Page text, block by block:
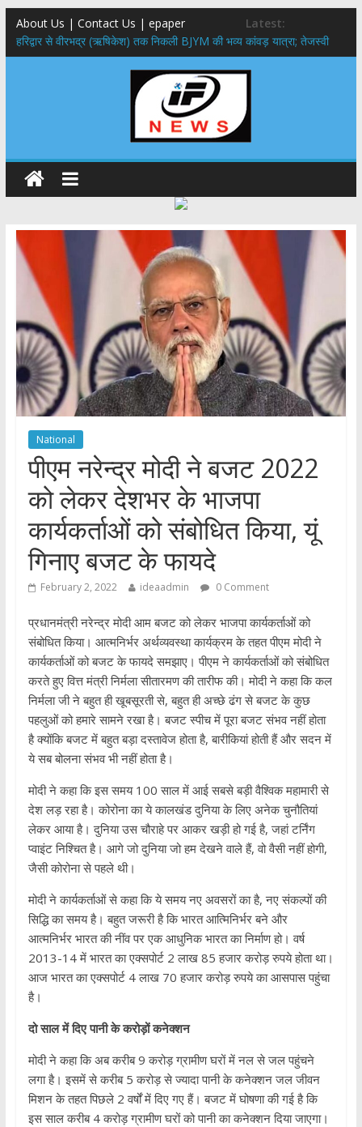
About Us | Contact Us | epaper
Latest:
​हरिद्वार से वीरभद्र (ऋषिकेश) तक निकली BJYM की भव्य कांवड़ यात्रा; तेजस्वी
सूर्या ने की देश व प्रदेशवासियों के कल्याण की कामना
नंदा की चौकी पुल हादसा: PWD के EE, AE और JE निलंबित, सीएम धामी के निर्देश
मुख्यमंत्री ने 9 लाख 87 हजार17 पेंशन लाभार्थियों को कुल 146 करोड़ 32 लाख
राष्ट्रीय हथकरघा दिवस पर मुख्यमंत्री धामी ने उत्कृष्ट बुनकरों और हस्तशिल्प
कारीगरों को किया सम्मानित
​धामी कैबिनेट का बड़ा फैसला: पशुपालकों को 60% तक सब्सिडी, गंगा एक्सप्रेसवे का
हरिद्वार तक होगा विस्तार
National
पीएम नरेन्द्र मोदी ने बजट 2022
को लेकर देशभर के भाजपा
कार्यकर्ताओं को संबोधित किया, यूं
गिनाए बजट के फायदे
February 2, 2022 ideaadmin 0 Comment
प्रधानमंत्री नरेन्द्र मोदी आम बजट को लेकर भाजपा कार्यकर्ताओं को
संबोधित किया। आत्मनिर्भर अर्थव्यवस्था कार्यक्रम के तहत पीएम मोदी ने
कार्यकर्ताओं को बजट के फायदे समझाए। पीएम ने कार्यकर्ताओं को संबोधित
करते हुए वित्त मंत्री निर्मला सीतारमण की तारीफ की। मोदी ने कहा कि कल
निर्मला जी ने बहुत ही खूबसूरती से, बहुत ही अच्छे ढंग से बजट के कुछ
पहलुओं को हमारे सामने रखा है। बजट स्पीच में पूरा बजट संभव नहीं होता
है क्योंकि बजट में बहुत बड़ा दस्तावेज होता है, बारीकियां होती हैं और सदन में
ये सब बोलना संभव भी नहीं होता है।
मोदी ने कहा कि इस समय 100 साल में आई सबसे बड़ी वैश्विक महामारी से
देश लड़ रहा है। कोरोना का ये कालखंड दुनिया के लिए अनेक चुनौतियां
लेकर आया है। दुनिया उस चौराहे पर आकर खड़ी हो गई है, जहां टर्निंग
प्वाइंट निश्चित है। आगे जो दुनिया जो हम देखने वाले हैं, वो वैसी नहीं होगी,
जैसी कोरोना से पहले थी।
मोदी ने कार्यकर्ताओं से कहा कि ये समय नए अवसरों का है, नए संकल्पों की
सिद्धि का समय है। बहुत जरूरी है कि भारत आत्मिनिर्भर बने और
आत्मनिर्भर भारत की नींव पर एक आधुनिक भारत का निर्माण हो। वर्ष
2013-14 में भारत का एक्सपोर्ट 2 लाख 85 हजार करोड़ रुपये होता था।
आज भारत का एक्सपोर्ट 4 लाख 70 हजार करोड़ रुपये का आसपास पहुंचा
है।
दो साल में दिए पानी के करोड़ों कनेक्शन
मोदी ने कहा कि अब करीब 9 करोड़ ग्रामीण घरों में नल से जल पहुंचने
लगा है। इसमें से करीब 5 करोड़ से ज्यादा पानी के कनेक्शन जल जीवन
मिशन के तहत पिछले 2 वर्षों में दिए गए हैं। बजट में घोषणा की गई है कि
इस साल करीब 4 करोड़ ग्रामीण घरों को पानी का कनेक्शन दिया जाएगा।